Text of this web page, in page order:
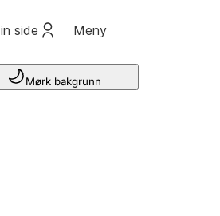
side Meny
Mørk bakgrunn